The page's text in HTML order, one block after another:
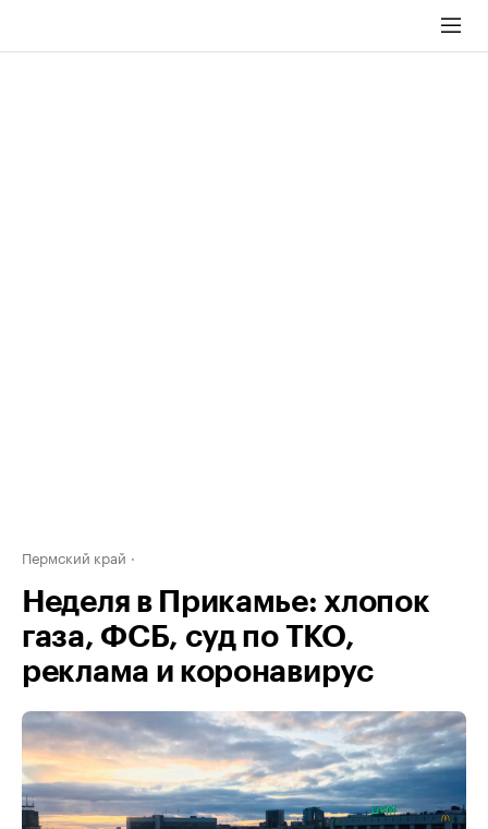
Пермский край
Неделя в Прикамье: хлопок
газа, ФСБ, суд по ТКО,
реклама и коронавирус